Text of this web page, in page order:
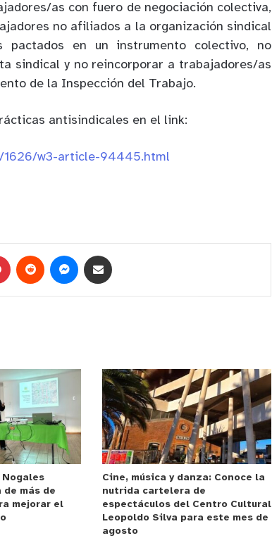
as con fuero de negociación colectiva,
no afiliados a la organización sindical
pactados en un instrumento colectivo, no
sindical y no reincorporar a trabajadores/as
de la Inspección del Trabajo.
antisindicales en el link:
1626/w3-article-94445.html
más de
mejorar el
Cine, música y danza: Conoce la
nutrida cartelera de
espectáculos del Centro Cultural
Leopoldo Silva para este mes de
agosto